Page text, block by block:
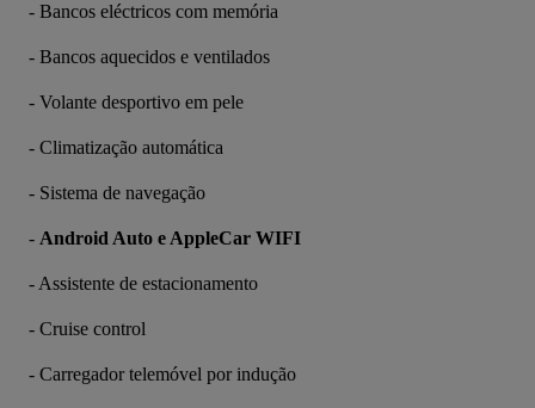
- Bancos eléctricos com memória
- Bancos aquecidos e ventilados
- Volante desportivo em pele
- Climatização automática
- Sistema de navegação
- Android Auto e AppleCar WIFI
- Assistente de estacionamento
- Cruise control
- Carregador telemóvel por indução